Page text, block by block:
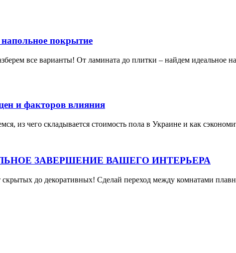
покрытие
все варианты! От ламината до плитки – найдем идеальное
и факторов влияния
из чего складывается стоимость пола в Украине и как
ЗАВЕРШЕНИЕ ВАШЕГО ИНТЕРЬЕРА
до декоративных! Сделай переход между комнатами